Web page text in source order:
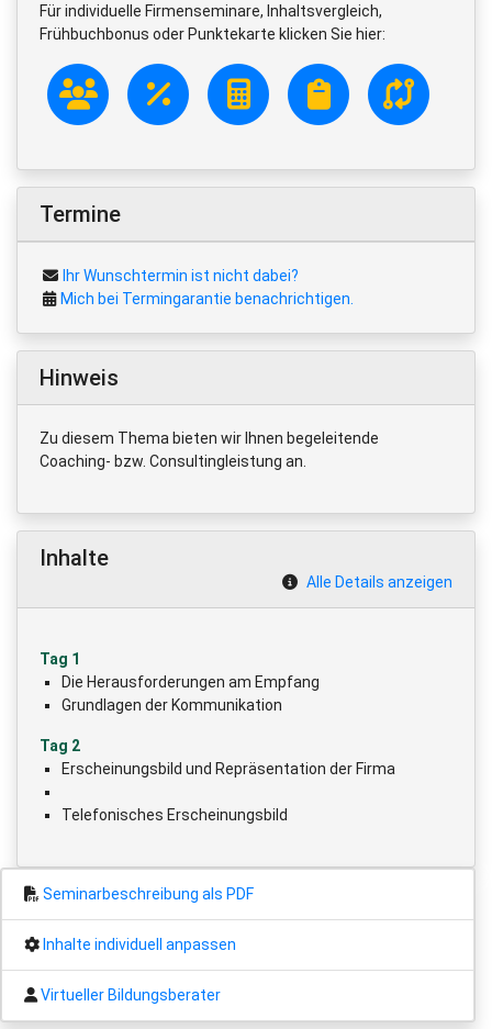
Für individuelle Firmenseminare, Inhaltsvergleich,
Frühbuchbonus oder Punktekarte klicken Sie hier:
Termine
Ihr Wunschtermin ist nicht dabei?
Mich bei Termingarantie benachrichtigen.
Hinweis
Zu diesem Thema bieten wir Ihnen begeleitende
Coaching- bzw. Consultingleistung an.
Inhalte
Alle Details anzeigen
Tag 1
Die Herausforderungen am Empfang
Grundlagen der Kommunikation
Tag 2
Erscheinungsbild und Repräsentation der Firma
Telefonisches Erscheinungsbild
Seminarbeschreibung als PDF
Inhalte individuell anpassen
Virtueller Bildungsberater